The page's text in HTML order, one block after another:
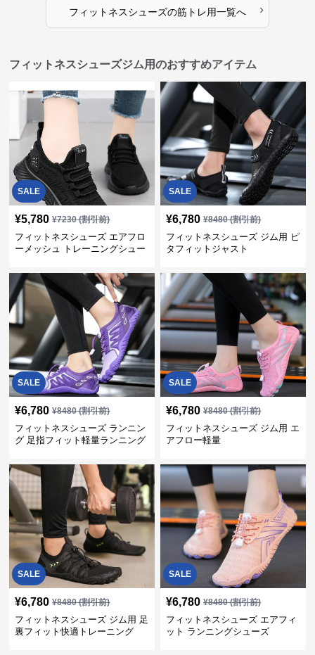
フィットネスシューズの筋トレ用一覧へ ›
フィットネスシューズジム用のおすすめアイテム
SALE
¥5,780 ¥7230(割引前)
フィットネスシューズ エアフロ
ーメッシュ トレーニングシュー
SALE
¥6,780 ¥8480(割引前)
フィットネスシューズ ジム用 ピ
タフィットジャスト
SALE
¥6,780 ¥8480(割引前)
フィットネスシューズ ランニン
グ 足指フィット軽量ランニング
SALE
¥6,780 ¥8480(割引前)
フィットネスシューズ ジム用 エ
アフロー軽量
SALE
¥6,780 ¥8480(割引前)
フィットネスシューズ ジム用 足
裏フィット快適トレーニング
SALE
¥6,780 ¥8480(割引前)
フィットネスシューズ エアフィ
ット ランニングシューズ